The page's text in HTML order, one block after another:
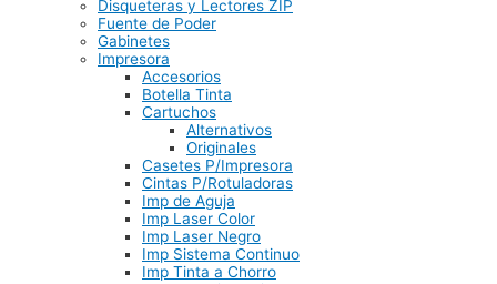
Disqueteras y Lectores ZIP
Fuente de Poder
Gabinetes
Impresora
Accesorios
Botella Tinta
Cartuchos
Alternativos
Originales
Casetes P/Impresora
Cintas P/Rotuladoras
Imp de Aguja
Imp Laser Color
Imp Laser Negro
Imp Sistema Continuo
Imp Tinta a Chorro